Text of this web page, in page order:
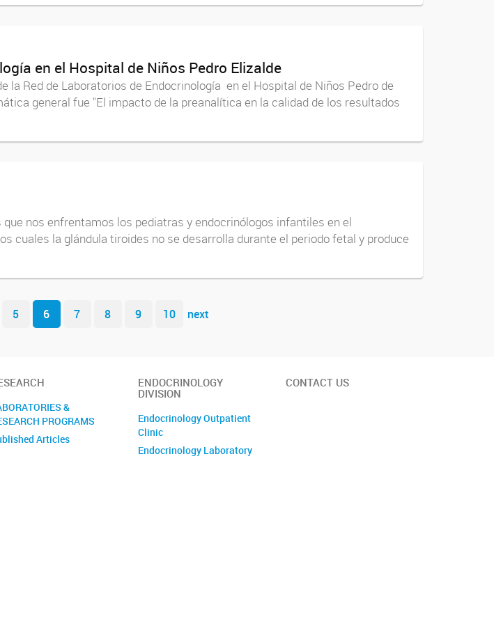
en el Hospital de Niños Pedro Elizalde
la Red de Laboratorios de Endocrinología en el Hospital de Niños Pedro de
general fue "El impacto de la preanalítica en la calidad de los resultados
nos enfrentamos los pediatras y endocrinólogos infantiles en el
cuales la glándula tiroides no se desarrolla durante el periodo fetal y produce
5 6 7 8 9 10 next
&
PROGRAMS
Articles
ENDOCRINOLOGY
DIVISION
Endocrinology Outpatient
Clinic
Endocrinology Laboratory
CONTACT US